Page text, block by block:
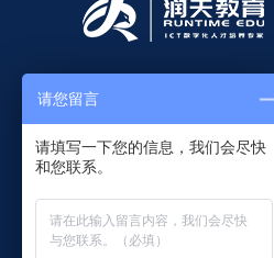
13296649297
请您留言
请填写一下您的信息，我们会尽快
和您联系。